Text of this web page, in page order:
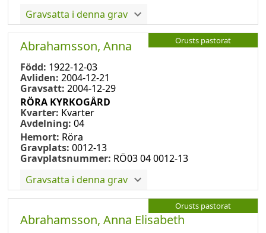
Gravsatta i denna grav
Orusts pastorat
Abrahamsson, Anna
Född: 1922-12-03
Avliden: 2004-12-21
Gravsatt: 2004-12-29
RÖRA KYRKOGÅRD
Kvarter: Kvarter
Avdelning: 04
Hemort: Röra
Gravplats: 0012-13
Gravplatsnummer: RÖ03 04 0012-13
Gravsatta i denna grav
Orusts pastorat
Abrahamsson, Anna Elisabeth